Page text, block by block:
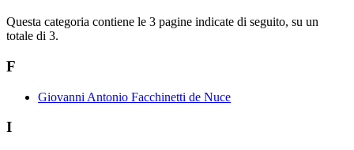
Questa categoria contiene le 3 pagine indicate di seguito, su un
totale di 3.
F
Giovanni Antonio Facchinetti de Nuce
I